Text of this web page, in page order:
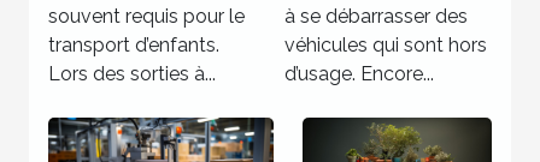
souvent requis pour le
transport d’enfants.
Lors des sorties à...
à se débarrasser des
véhicules qui sont hors
d’usage. Encore...